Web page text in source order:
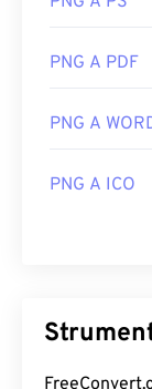
PNG A PDF
PNG A
PNG A ICO